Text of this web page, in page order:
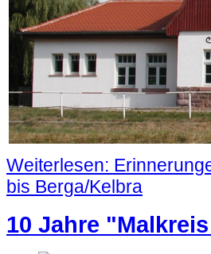
Weiterlesen:
bis Berga/Kelbra
10 Jahre